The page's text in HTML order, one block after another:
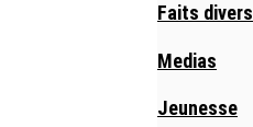
Faits divers
Medias
Jeunesse